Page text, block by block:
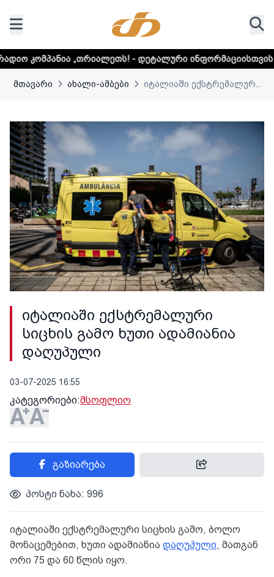
- დეტალური ინფორმაციისთვის დააკლიკეთ
მთავარი ახალი-ამბები იტალიაში ექსტრემალურ...
იტალიაში ექსტრემალური
სიცხის გამო ხუთი ადამიანია
დაღუპული
03-07-2025 16:55
კატეგორიები:მსოფლიო
გაზიარება
პოსტი ნახა: 996
იტალიაში ექსტრემალური სიცხის გამო, ბოლო
მონაცემებით, ხუთი ადამიანია დაღუპული, მათგან
ორი 75 და 60 წლის იყო.